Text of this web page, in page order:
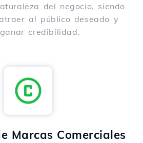
del negocio, siendo
al público deseado y
credibilidad.
Marcas Comerciales